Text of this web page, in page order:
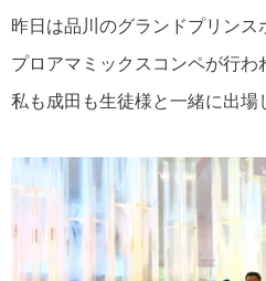
昨日は品川のグランドプリン
プロアマミックスコンペが行わ
私も成田も生徒様と一緒に出場